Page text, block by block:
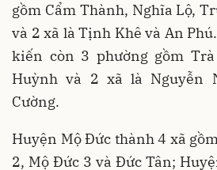
gồm Cẩm Thành, Nghĩa Lộ,
và 2 xã là Tịnh Khê và An
kiến còn 3 phường gồm Trà
Huỳnh và 2 xã là Nguyễn
Cường.
Huyện Mộ Đức thành 4 xã
2, Mộ Đức 3 và Đức Tân;